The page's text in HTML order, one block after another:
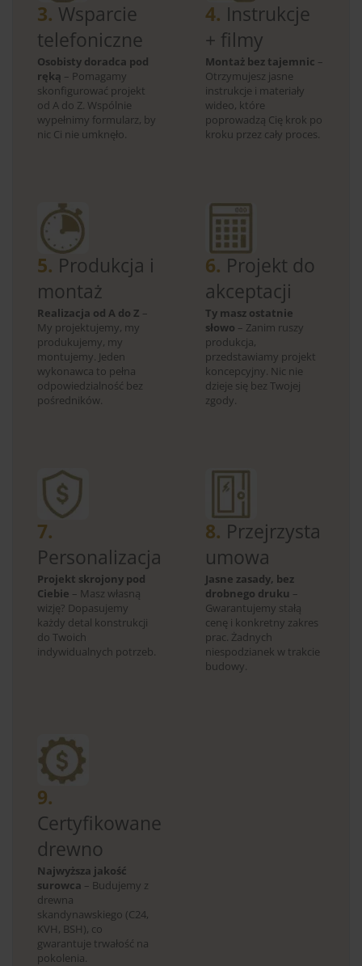
3. Wsparcie
telefoniczne
Osobisty doradca pod
ręką – Pomagamy
skonfigurować projekt
od A do Z. Wspólnie
wypełnimy formularz, by
nic Ci nie umknęło.
4. Instrukcje
+ filmy
Montaż bez tajemnic –
Otrzymujesz jasne
instrukcje i materiały
wideo, które
poprowadzą Cię krok po
kroku przez cały proces.
5. Produkcja i
montaż
Realizacja od A do Z –
My projektujemy, my
produkujemy, my
montujemy. Jeden
wykonawca to pełna
odpowiedzialność bez
pośredników.
6. Projekt do
akceptacji
Ty masz ostatnie
słowo – Zanim ruszy
produkcja,
przedstawiamy projekt
koncepcyjny. Nic nie
dzieje się bez Twojej
zgody.
7.
Personalizacja
Projekt skrojony pod
Ciebie – Masz własną
wizję? Dopasujemy
każdy detal konstrukcji
do Twoich
indywidualnych potrzeb.
8. Przejrzysta
umowa
Jasne zasady, bez
drobnego druku –
Gwarantujemy stałą
cenę i konkretny zakres
prac. Żadnych
niespodzianek w trakcie
budowy.
9.
Certyfikowane
drewno
Najwyższa jakość
surowca – Budujemy z
drewna
skandynawskiego (C24,
KVH, BSH), co
gwarantuje trwałość na
pokolenia.